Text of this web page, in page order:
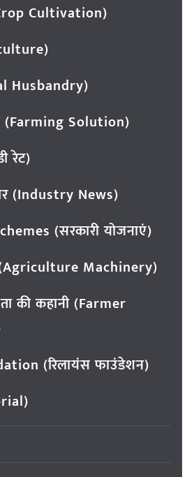
Cultivation)
Husbandry)
(Farming Solution)
रेट)
(Industry News)
(सरकारी योजनाएं)
(Agriculture Machinery)
की कहानी (Farmer
(रिलायंस फाउंडेशन)